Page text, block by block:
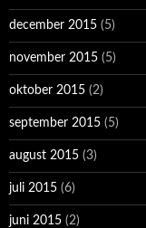
december 2015 (5)
november 2015 (5)
oktober 2015 (2)
september 2015 (5)
august 2015 (3)
juli 2015 (6)
juni 2015 (2)